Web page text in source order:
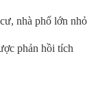
nhà phố lớn nhỏ
phản hồi tích